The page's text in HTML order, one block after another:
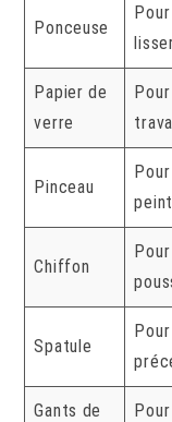
Ponceuse
Papier de
verre
Pinceau
Chiffon
Spatule
Gants de